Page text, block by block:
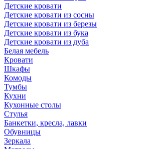
Детские кровати
Детские кровати из сосны
Детские кровати из березы
Детские кровати из бука
Детские кровати из дуба
Белая мебель
Кровати
Шкафы
Комоды
Тумбы
Кухни
Кухонные столы
Стулья
Банкетки, кресла, лавки
Обувницы
Зеркала